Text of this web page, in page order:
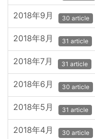
2018年9月 30 article
2018年8月 31 article
2018年7月 31 article
2018年6月 30 article
2018年5月 31 article
2018年4月 30 article